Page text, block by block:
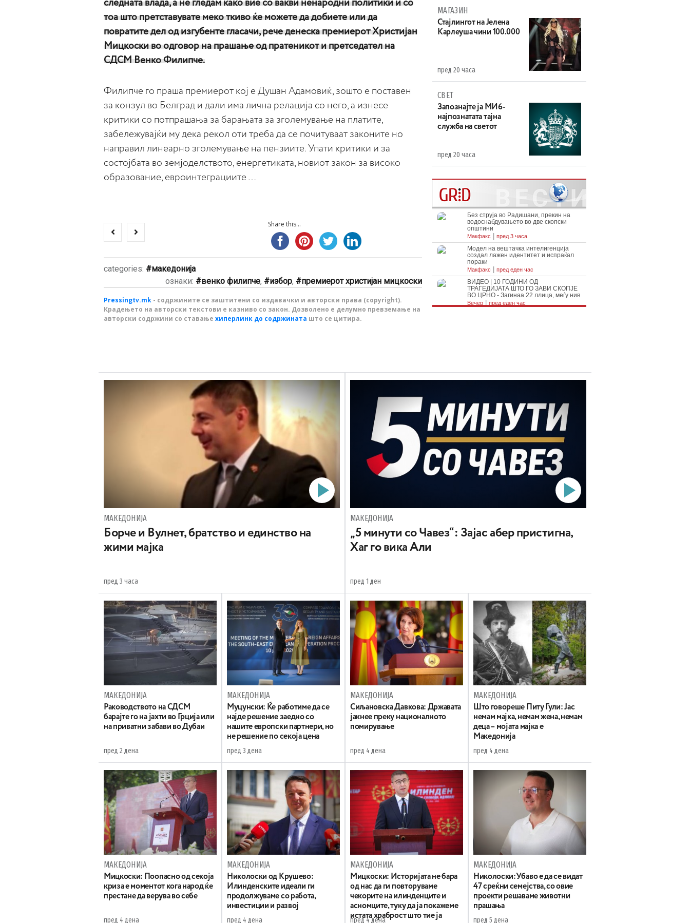
следната влада, а не гледам како вие со вакви ненародни политики и со
тоа што претставувате меко ткиво ќе можете да добиете или да
повратите дел од изгубенте гласачи, рече денеска премиерот Христијан
Мицкоски во одговор на прашање од пратеникот и претседател на
СДСМ Венко Филипче.
Филипче го праша премиерот кој е Душан Адамовиќ, зошто е поставен
за конзул во Белград и дали има лична релација со него, а изнесе
критики со потпрашања за барањата за зголемување на платите,
забележувајќи му дека рекол оти треба да се почитуваат законите но
направил линеарно зголемување на пензиите. Упати критики и за
состојбата во земјоделството, енергетиката, новиот закон за високо
образование, евроинтеграциите …
Share this...
categories:
македонија
ознаки:
венко филипче, избор, премиерот христијан мицкоски
Pressingtv.mk - содржините се заштитени со издавачки и авторски права (copyright).
Крадењето на авторски текстови е казниво со закон. Дозволено е делумно превземање на
авторски содржини со ставање хиперлинк до содржината што се цитира.
МАГАЗИН
Стајлингот на Јелена
Карлеуша чини 100.000
пред 20 часа
СВЕТ
Запознајте ја МИ6-
најпознатата тајна
служба на светот
пред 20 часа
МАКЕДОНИЈА
Борче и Вулнет, братство и единство на
жими мајка
пред 3 часа
МАКЕДОНИЈА
„5 минути со Чавез“: Зајас абер пристигна,
Хаг го вика Али
пред 1 ден
МАКЕДОНИЈА
Раководството на СДСМ
барајте го на јахти во Грција или
на приватни забави во Дубаи
пред 2 дена
МАКЕДОНИЈА
Муцунски: Ќе работиме да се
најде решение заедно со
нашите европски партнери, но
не решение по секоја цена
пред 3 дена
МАКЕДОНИЈА
Сиљановска Давкова: Државата
јакнее преку националното
помирување
пред 4 дена
МАКЕДОНИЈА
Што говореше Питу Гули: Јас
немам мајка, немам жена, немам
деца – мојата мајка е
Македонија
пред 4 дена
МАКЕДОНИЈА
Мицкоски: Поопасно од секоја
криза е моментот кога народ ќе
престане да верува во себе
пред 4 дена
МАКЕДОНИЈА
Николоски од Крушево:
Илинденските идеали ги
продолжуваме со работа,
инвестиции и развој
пред 4 дена
МАКЕДОНИЈА
Мицкоски: Историјата не бара
од нас да ги повторуваме
чекорите на илинденците и
асномците, туку да ја покажеме
истата храброст што тие ја
пред 4 дена
МАКЕДОНИЈА
Николоски:Убаво е да се видат
47 среќни семејства, со овие
проекти решаваме животни
прашања
пред 5 дена